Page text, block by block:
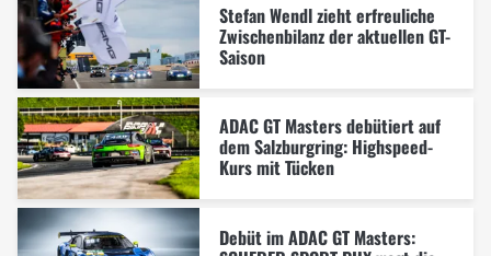
Stefan Wendl zieht erfreuliche
Zwischenbilanz der aktuellen GT-
Saison
ADAC GT Masters debütiert auf
dem Salzburgring: Highspeed-
Kurs mit Tücken
Debüt im ADAC GT Masters: